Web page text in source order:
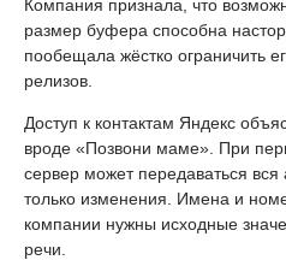
Компания признала, что
размер буфера способна
пообещала жёстко ограничить
релизов.
Доступ к контактам Яндекс
вроде «Позвони маме». При
сервер может передаваться
только изменения. Имена и
компании нужны исходные
речи.